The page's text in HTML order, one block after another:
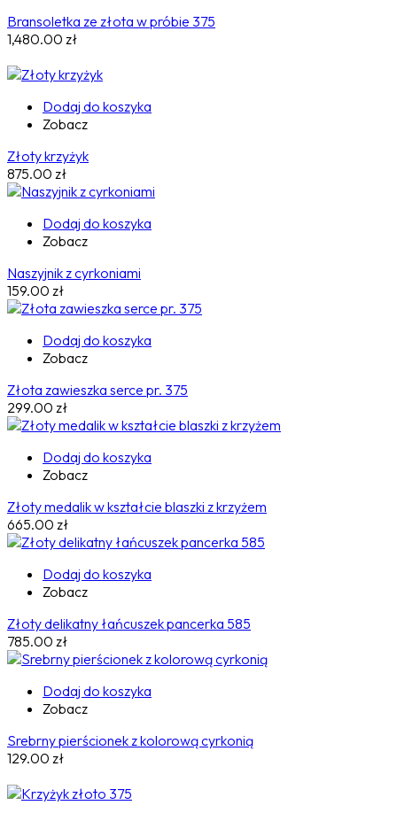
Bransoletka ze złota w próbie 375
1,480.00 zł
Dodaj do koszyka
Zobacz
Złoty krzyżyk
875.00 zł
Dodaj do koszyka
Zobacz
Naszyjnik z cyrkoniami
159.00 zł
Dodaj do koszyka
Zobacz
Złota zawieszka serce pr. 375
299.00 zł
Dodaj do koszyka
Zobacz
Złoty medalik w kształcie blaszki z krzyżem
665.00 zł
Dodaj do koszyka
Zobacz
Złoty delikatny łańcuszek pancerka 585
785.00 zł
Dodaj do koszyka
Zobacz
Srebrny pierścionek z kolorową cyrkonią
129.00 zł